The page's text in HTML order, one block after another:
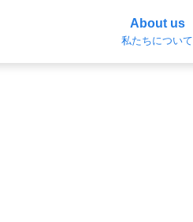
About us
私たちについて